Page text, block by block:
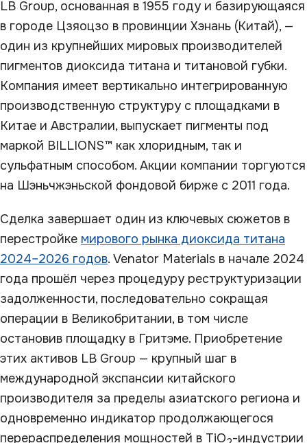
LB Group, основанная в 1955 году и базирующаяся
в городе Цзяоцзо в провинции Хэнань (Китай), —
один из крупнейших мировых производителей
пигментов диоксида титана и титановой губки.
Компания имеет вертикально интегрированную
производственную структуру с площадками в
Китае и Австралии, выпускает пигменты под
маркой BILLIONS™ как хлоридным, так и
сульфатным способом. Акции компании торгуются
на Шэньчжэньской фондовой бирже с 2011 года.
Сделка завершает один из ключевых сюжетов в
перестройке мирового рынка диоксида титана
2024–2026 годов. Venator Materials в начале 2024
года прошёл через процедуру реструктуризации
задолженности, последовательно сокращая
операции в Великобритании, в том числе
остановив площадку в Гритэме. Приобретение
этих активов LB Group — крупный шаг в
международной экспансии китайского
производителя за пределы азиатского региона и
одновременно индикатор продолжающегося
перераспределения мощностей в TiO -индустрии